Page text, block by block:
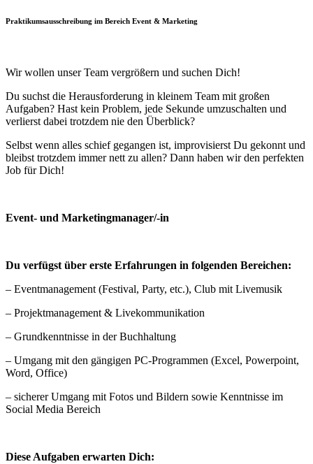
Praktikumsausschreibung im Bereich Event & Marketing
Wir wollen unser Team vergrößern und suchen Dich!
Du suchst die Herausforderung in kleinem Team mit großen
Aufgaben? Hast kein Problem, jede Sekunde umzuschalten und
verlierst dabei trotzdem nie den Überblick?
Selbst wenn alles schief gegangen ist, improvisierst Du gekonnt und
bleibst trotzdem immer nett zu allen? Dann haben wir den perfekten
Job für Dich!
Event- und Marketingmanager/-in
Du verfügst über erste Erfahrungen in folgenden Bereichen:
– Eventmanagement (Festival, Party, etc.), Club mit Livemusik
– Projektmanagement & Livekommunikation
– Grundkenntnisse in der Buchhaltung
– Umgang mit den gängigen PC-Programmen (Excel, Powerpoint,
Word, Office)
– sicherer Umgang mit Fotos und Bildern sowie Kenntnisse im
Social Media Bereich
Diese Aufgaben erwarten Dich: